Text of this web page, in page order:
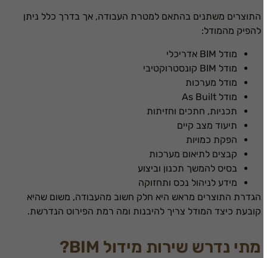
התוצרים משתנים בהתאם למטרת העבודה, אך בדרך כלל ניתן
להפיק מהמודל:
מודל BIM אדריכלי
מודל BIM קונסטרוקטיבי
מודל מערכות
מודל As Built
תכניות, חתכים וחזיתות
תיעוד מצב קיים
הפקת כמויות
קבצים לתיאום מערכות
בסיס להמשך תכנון וביצוע
מידע לניהול נכס ותחזוקה
הגדרת התוצרים מראש היא חלק חשוב מהעבודה, משום שהיא
קובעת כיצד המודל צריך להיבנות ומה רמת הפירוט הנדרשת.
מתי נדרש שירות מידול BIM?